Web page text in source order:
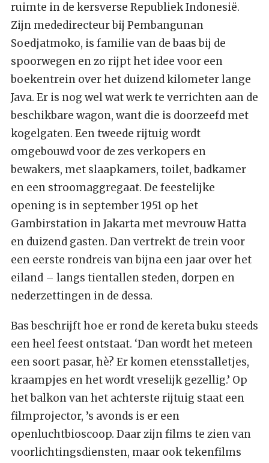
ruimte in de kersverse Republiek Indonesië.
Zijn mededirecteur bij Pembangunan
Soedjatmoko, is familie van de baas bij de
spoorwegen en zo rijpt het idee voor een
boekentrein over het duizend kilometer lange
Java. Er is nog wel wat werk te verrichten aan de
beschikbare wagon, want die is doorzeefd met
kogelgaten. Een tweede rijtuig wordt
omgebouwd voor de zes verkopers en
bewakers, met slaapkamers, toilet, badkamer
en een stroomaggregaat. De feestelijke
opening is in september 1951 op het
Gambirstation in Jakarta met mevrouw Hatta
en duizend gasten. Dan vertrekt de trein voor
een eerste rondreis van bijna een jaar over het
eiland – langs tientallen steden, dorpen en
nederzettingen in de dessa.
Bas beschrijft hoe er rond de kereta buku steeds
een heel feest ontstaat. ‘Dan wordt het meteen
een soort pasar, hè? Er komen etensstalletjes,
kraampjes en het wordt vreselijk gezellig.’ Op
het balkon van het achterste rijtuig staat een
filmprojector, ’s avonds is er een
openluchtbioscoop. Daar zijn films te zien van
voorlichtingsdiensten, maar ook tekenfilms